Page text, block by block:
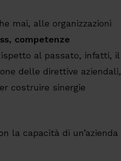
mai, alle organizzazioni
competenze
al passato, infatti, il
delle direttive aziendali,
costruire sinergie
la capacità di un’azienda